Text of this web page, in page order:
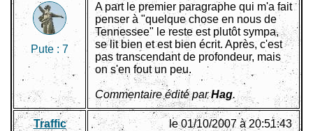
Pute : 7
A part le premier paragraphe qui m'a fait
penser à "quelque chose en nous de
Tennessee" le reste est plutôt sympa,
se lit bien et est bien écrit. Après, c'est
pas transcendant de profondeur, mais
on s'en fout un peu.
Commentaire édité parHag.
Traffic le 01/10/2007 à 20:51:43